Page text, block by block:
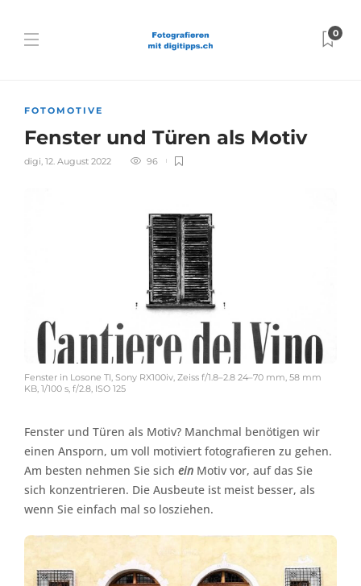
0
FOTOMOTIVE
Fenster und Türen als Motiv
digi, 12. August 2022 96
Fenster in Losone TI, Sony RX100iv, Zeiss f/1.8–2.8 24–70 mm, 58 mm
KB, 1/100 s, f/2.8, ISO 125
Fenster und Türen als Motiv? Manchmal benötigen wir
einen Ansporn, um voll motiviert fotografieren zu gehen.
Am besten nehmen Sie sich ein Motiv vor, auf das Sie
sich konzentrieren. Die Ausbeute ist meist besser, als
wenn Sie einfach mal so losziehen.